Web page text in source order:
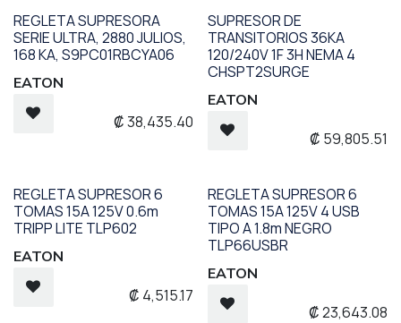
REGLETA SUPRESORA
SERIE ULTRA, 2880 JULIOS,
168 KA, S9PC01RBCYA06
EATON
₡38,435.40
SUPRESOR DE
TRANSITORIOS 36KA
120/240V 1F 3H NEMA 4
CHSPT2SURGE
EATON
₡ 59,805.51
REGLETA SUPRESOR 6
TOMAS 15A 125V 0.6m
TRIPP LITE TLP602
EATON
₡ 4,515.17
REGLETA SUPRESOR 6
TOMAS 15A 125V 4 USB
TIPO A 1.8m NEGRO
TLP66USBR
EATON
₡23,643.08